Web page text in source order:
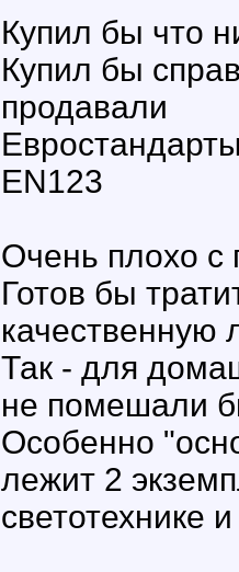
Купил бы что
Купил бы
продавали
EN123
Очень плохо с
Готов бы
качественную
Так - для
не помешали
Особенно
лежит 2
светотехнике